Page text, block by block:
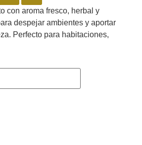
con aroma fresco, herbal y
despejar ambientes y aportar
Perfecto para habitaciones,